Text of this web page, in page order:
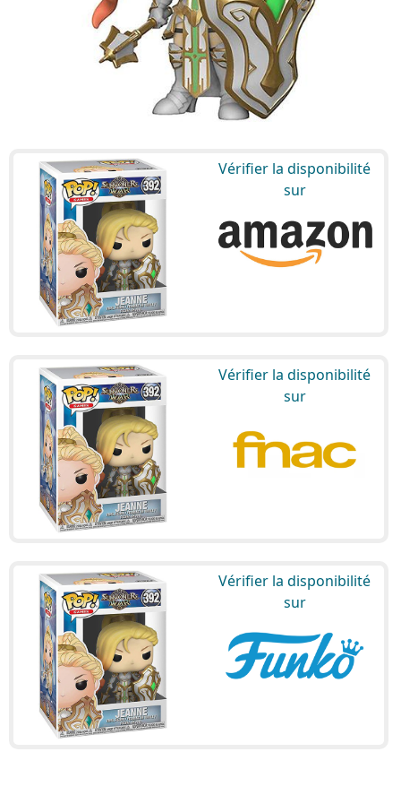
Vérifier la disponibilité
sur
Vérifier la disponibilité
sur
Vérifier la disponibilité
sur